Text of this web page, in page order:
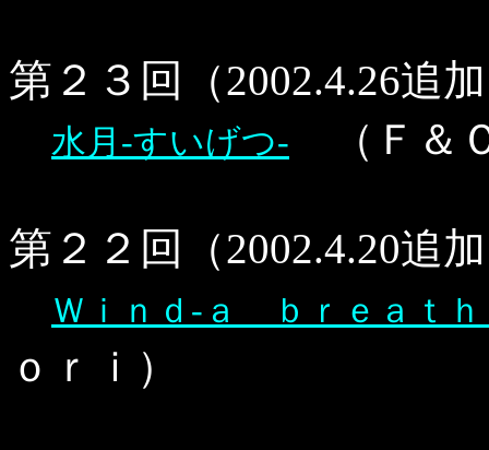
第２３回 （2002.4.26
水月-すいげつ- （Ｆ＆
第２２回 （2002.4.20
Ｗｉｎｄ-ａ ｂｒｅａｔ
ｏｒｉ）